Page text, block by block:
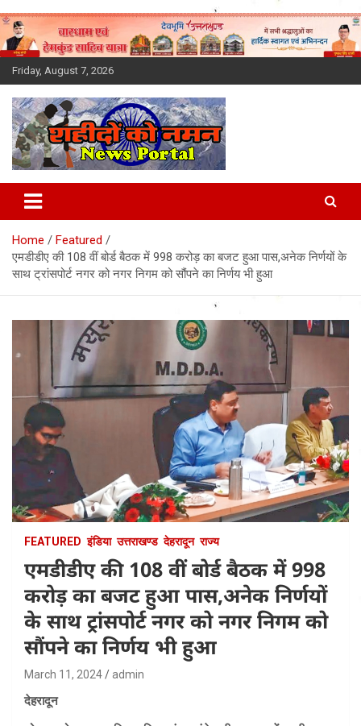
Skip
to
content
Friday, August 7, 2026
Latest News Today, Breaking
News, Uttarakhand News in
Hindi
Home
Featured
एमडीडीए की 108 वीं बोर्ड बैठक में 998 करोड़ का बजट हुआ पास,अनेक निर्णयों के
साथ ट्रांसपोर्ट नगर को नगर निगम को सौंपने का निर्णय भी हुआ
FEATURED इंडिया उत्तराखण्ड देहरादून राज्य
एमडीडीए की 108 वीं बोर्ड बैठक में 998
करोड़ का बजट हुआ पास,अनेक निर्णयों
के साथ ट्रांसपोर्ट नगर को नगर निगम को
सौंपने का निर्णय भी हुआ
March 11, 2024 admin
देहरादून